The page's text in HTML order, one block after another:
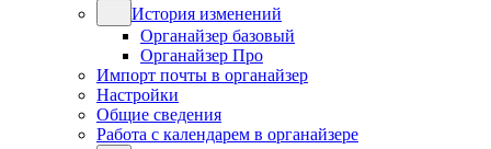
История изменений
Органайзер базовый
Органайзер Про
Импорт почты в органайзер
Настройки
Общие сведения
Работа с календарем в органайзере